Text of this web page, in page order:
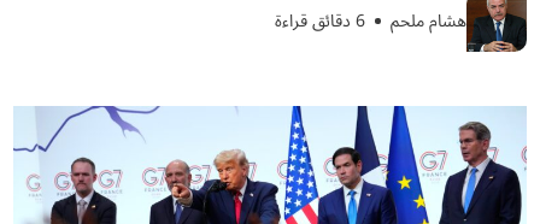
هشام ملحم 6 دقائق قراءة